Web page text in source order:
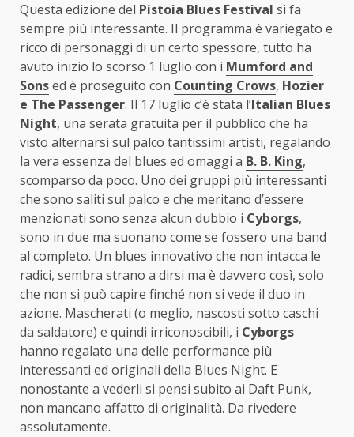
Questa edizione del Pistoia Blues Festival si fa
sempre più interessante. Il programma è variegato e
ricco di personaggi di un certo spessore, tutto ha
avuto inizio lo scorso 1 luglio con i Mumford and
Sonsed è proseguito con Counting Crows, Hozier
e The Passenger. Il 17 luglio c’è stata l’Italian Blues
Night, una serata gratuita per il pubblico che ha
visto alternarsi sul palco tantissimi artisti, regalando
la vera essenza del blues ed omaggi a B. B. King,
scomparso da poco. Uno dei gruppi più interessanti
che sono saliti sul palco e che meritano d’essere
menzionati sono senza alcun dubbio i Cyborgs,
sono in due ma suonano come se fossero una band
al completo. Un blues innovativo che non intacca le
radici, sembra strano a dirsi ma è davvero così, solo
che non si può capire finché non si vede il duo in
azione. Mascherati (o meglio, nascosti sotto caschi
da saldatore) e quindi irriconoscibili, i Cyborgs
hanno regalato una delle performance più
interessanti ed originali della Blues Night. E
nonostante a vederli si pensi subito ai Daft Punk,
non mancano affatto di originalità. Da rivedere
assolutamente.